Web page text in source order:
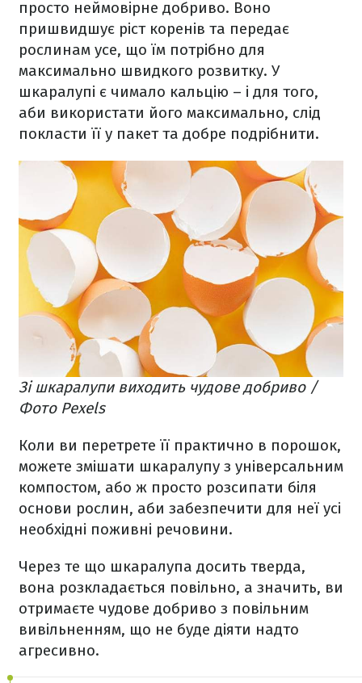
просто неймовірне добриво. Воно
пришвидшує ріст коренів та передає
рослинам усе, що їм потрібно для
максимально швидкого розвитку. У
шкаралупі є чимало кальцію – і для того,
аби використати його максимально, слід
покласти її у пакет та добре подрібнити.
Зі шкаралупи виходить чудове добриво /
Фото Pexels
Коли ви перетрете її практично в порошок,
можете змішати шкаралупу з універсальним
компостом, або ж просто розсипати біля
основи рослин, аби забезпечити для неї усі
необхідні поживні речовини.
Через те що шкаралупа досить тверда,
вона розкладається повільно, а значить, ви
отримаєте чудове добриво з повільним
вивільненням, що не буде діяти надто
агресивно.